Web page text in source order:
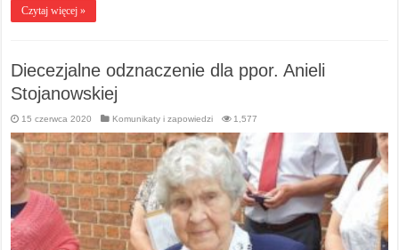
Czytaj więcej »
Diecezjalne odznaczenie dla ppor. Anieli
Stojanowskiej
15 czerwca 2020 Komunikaty i zapowiedzi 1,577